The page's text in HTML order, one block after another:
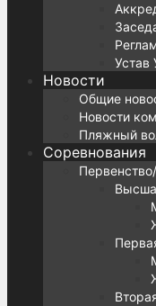
Устав
Новости
Общие
Новости
Пляжный
Соревнования